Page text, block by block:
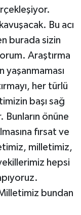
Bu acı
burada sizin
Araştırma
yaşanmaması
her türlü
başı sağ
önüne
fırsat ve
milletimiz,
hepsi
bundan